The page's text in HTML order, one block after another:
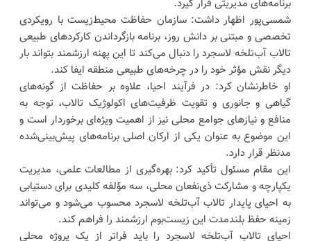
برنامه‌های مدیریتی قرار گیرد.
شمسی‌پور اظهار داشت: سازمان حفاظت محیط‌زیست با رویکردی
تخصصی و مبتنی بر دانش روز، برنامه بازگرداندن کارکردهای طبیعی
تالاب آب‌تلخه لاسجرد را دنبال می‌کند تا این پهنه ارزشمند بتواند بار
دیگر نقش مؤثر خود را در چرخه‌های طبیعی منطقه ایفا کند.
او خاطرنشان کرد: در فرآیند احیا، علاوه بر حفاظت از گونه‌های
گیاهی و جانوری و تقویت ظرفیت‌های اکولوژیک تالاب، توجه به
منافع و نیازهای جوامع محلی نیز از اهمیت ویژه‌ای برخوردار است و
این موضوع به عنوان یکی از ارکان اصلی برنامه‌های پیش‌بینی‌شده
مدنظر قرار دارد.
این مقام مسئول تأکید کرد: بهره‌گیری از مطالعات علمی، مدیریت
یکپارچه و مشارکت ذی‌نفعان محلی، سه مؤلفه کلیدی برای دستیابی
به احیای پایدار تالاب آب‌تلخه لاسجرد محسوب می‌شود و می‌تواند
زمینه حفظ بلندمدت این زیست‌بوم ارزشمند را فراهم کند.
احیای تالاب آب‌تلخه لاسجرد را باید فراتر از یک پروژه محلی